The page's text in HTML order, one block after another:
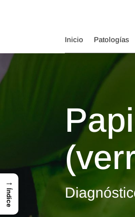
Inicio Patologías
→
Índice